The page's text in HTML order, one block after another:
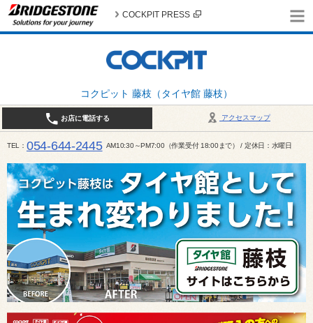
コクピット 藤枝（タイヤ館 藤枝）
COCKPIT PRESS
アクセスマップ
お店に電話する
TEL 054-644-2445 AM10:30～PM7:00（作業受付 18:00まで） / 定休日：水曜日